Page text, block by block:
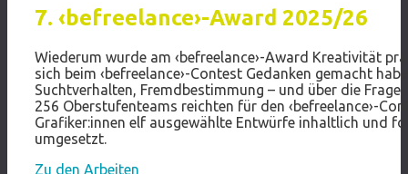
7. ‹befreelance›-Award 2025/26
Wiederum wurde am ‹befreelance›-Award Kreativität
sich beim ‹befreelance›-Contest Gedanken gemacht
Suchtverhalten, Fremdbestimmung – und über die
256 Oberstufenteams reichten für den ‹befreelance›-
Grafiker:innen elf ausgewählte Entwürfe inhaltlich und
umgesetzt.
Zu den Arbeiten